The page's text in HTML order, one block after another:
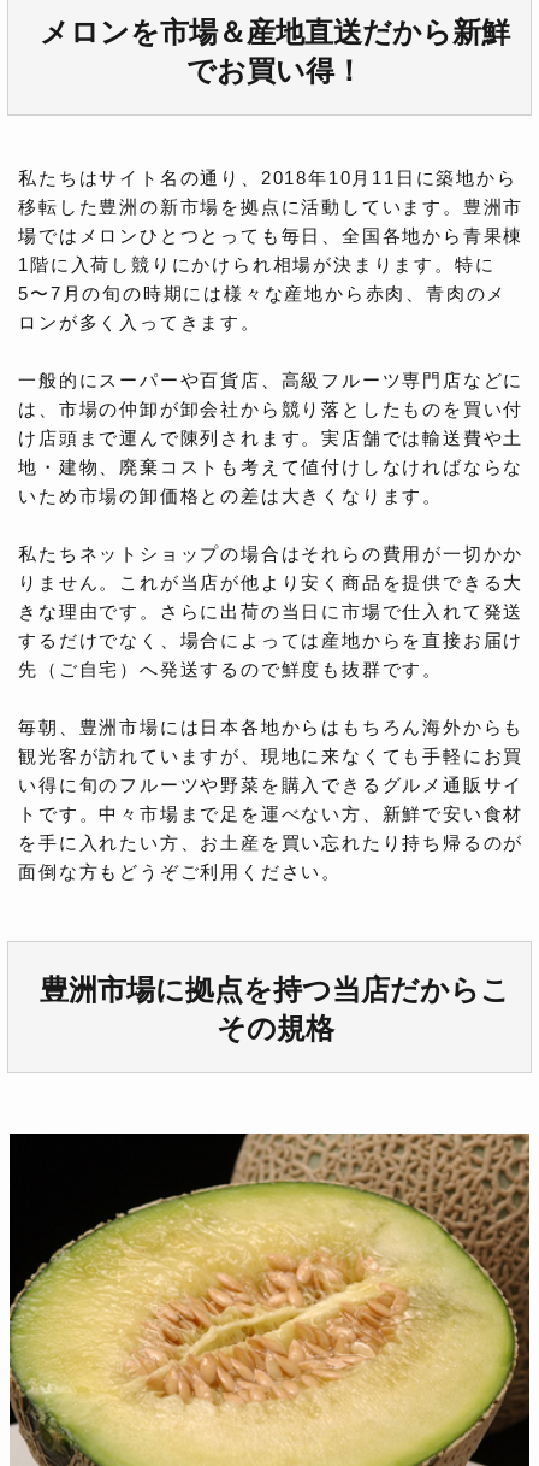
メロンを市場＆産地直送だから新鮮
でお買い得！
私たちはサイト名の通り、2018年10月11日に築地から
移転した豊洲の新市場を拠点に活動しています。豊洲市
場ではメロンひとつとっても毎日、全国各地から青果棟
1階に入荷し競りにかけられ相場が決まります。特に
5〜7月の旬の時期には様々な産地から赤肉、青肉のメ
ロンが多く入ってきます。
一般的にスーパーや百貨店、高級フルーツ専門店などに
は、市場の仲卸が卸会社から競り落としたものを買い付
け店頭まで運んで陳列されます。実店舗では輸送費や土
地・建物、廃棄コストも考えて値付けしなければならな
いため市場の卸価格との差は大きくなります。
私たちネットショップの場合はそれらの費用が一切かか
りません。これが当店が他より安く商品を提供できる大
きな理由です。さらに出荷の当日に市場で仕入れて発送
するだけでなく、場合によっては産地からを直接お届け
先（ご自宅）へ発送するので鮮度も抜群です。
毎朝、豊洲市場には日本各地からはもちろん海外からも
観光客が訪れていますが、現地に来なくても手軽にお買
い得に旬のフルーツや野菜を購入できるグルメ通販サイ
トです。中々市場まで足を運べない方、新鮮で安い食材
を手に入れたい方、お土産を買い忘れたり持ち帰るのが
面倒な方もどうぞご利用ください。
豊洲市場に拠点を持つ当店だからこ
その規格